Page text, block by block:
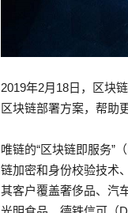
2019年2月18日，区块
区块链部署方案，帮助
唯链的“区块链即服务”
链加密和身份校验技术
其客户覆盖奢侈品、汽